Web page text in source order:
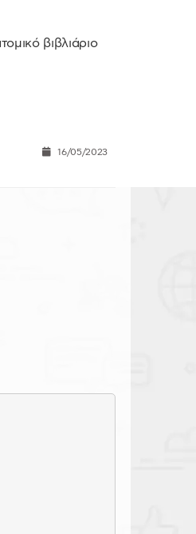
βιβλιάριο
16/05/2023